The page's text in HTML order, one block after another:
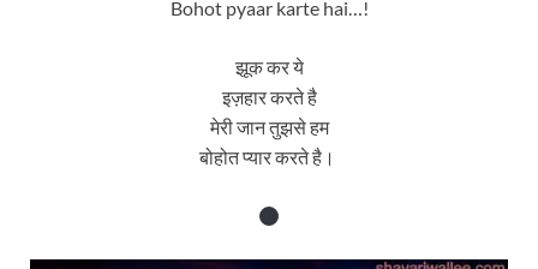
Bohot pyaar karte hai…!
झूक कर ये
इज़हार करते है
मेरी जान तुझसे हम
बोहोत प्यार करते है।